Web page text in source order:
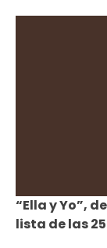
“Ella y Yo”,
lista de las